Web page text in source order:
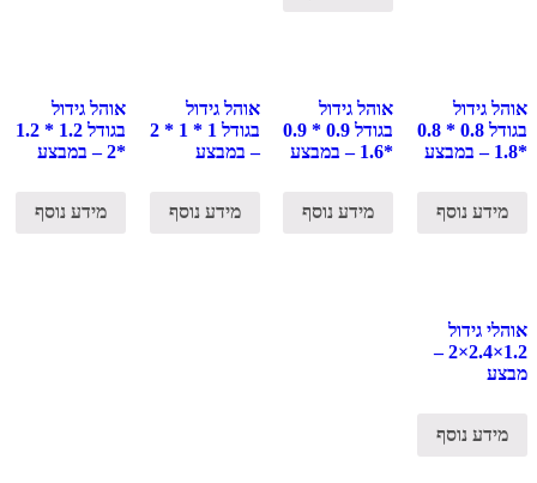
אוהל גידול
בגודל 0.8 * 0.8
*1.8 – במבצע
מידע נוסף
אוהל גידול
בגודל 0.9 * 0.9
*1.6 – במבצע
מידע נוסף
אוהל גידול
בגודל 1 * 1 * 2
– במבצע
מידע נוסף
אוהל גידול
בגודל 1.2 * 1.2
*2 – במבצע
מידע נוסף
אוהלי גידול
1.2×2.4×2 –
מבצע
מידע נוסף